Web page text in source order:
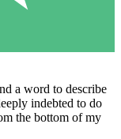
a word to describe
indebted to do
the bottom of my